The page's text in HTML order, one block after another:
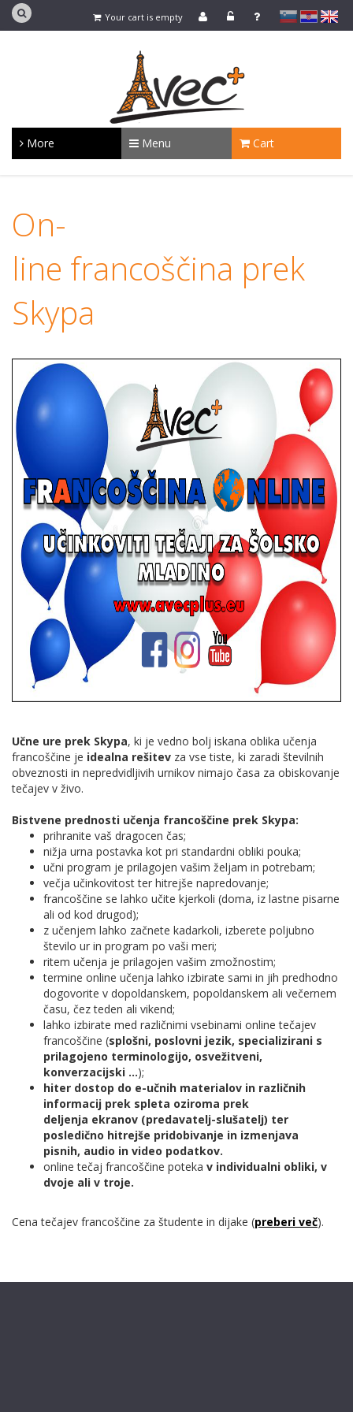
slovenskoHrvaškoenglish
Your cart is empty
More Menu Cart
On-
line francoščina prek
Skypa
Učne ure prek Skypa, ki je vedno bolj iskana oblika učenja
francoščine je idealna rešitev za vse tiste, ki zaradi številnih
obveznosti in nepredvidljivih urnikov nimajo časa za obiskovanje
tečajev v živo.
Bistvene prednosti učenja francoščine prek Skypa:
prihranite vaš dragocen čas;
nižja urna postavka kot pri standardni obliki pouka;
učni program je prilagojen vašim željam in potrebam;
večja učinkovitost ter hitrejše napredovanje;
francoščine se lahko učite kjerkoli (doma, iz lastne pisarne
ali od kod drugod);
z učenjem lahko začnete kadarkoli, izberete poljubno
število ur in program po vaši meri;
ritem učenja je prilagojen vašim zmožnostim;
termine online učenja lahko izbirate sami in jih predhodno
dogovorite v dopoldanskem, popoldanskem ali večernem
času, čez teden ali vikend;
lahko izbirate med različnimi vsebinami online tečajev
francoščine (splošni, poslovni jezik, specializirani s
prilagojeno terminologijo, osvežitveni,
konverzacijski ...);
hiter dostop do e-učnih materialov in različnih
informacij prek spleta oziroma prek
deljenja ekranov (predavatelj-slušatelj) ter
posledično hitrejše pridobivanje in izmenjava
pisnih, audio in video podatkov.
online tečaj francoščine poteka v individualni obliki, v
dvoje ali v troje.
Cena tečajev francoščine za študente in dijake (preberi več).